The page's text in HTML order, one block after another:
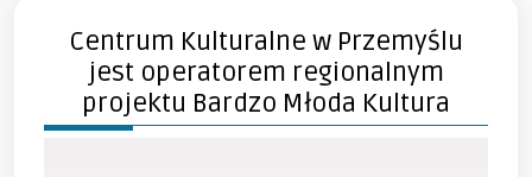
Centrum Kulturalne w Przemyślu
jest operatorem regionalnym
projektu Bardzo Młoda Kultura